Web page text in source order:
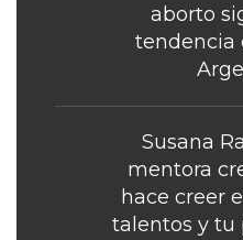
aborto
tendencia
Susana
mentora
hace creer
talentos y tu